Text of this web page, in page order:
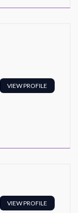
VIEW PROFILE
VIEW PROFILE